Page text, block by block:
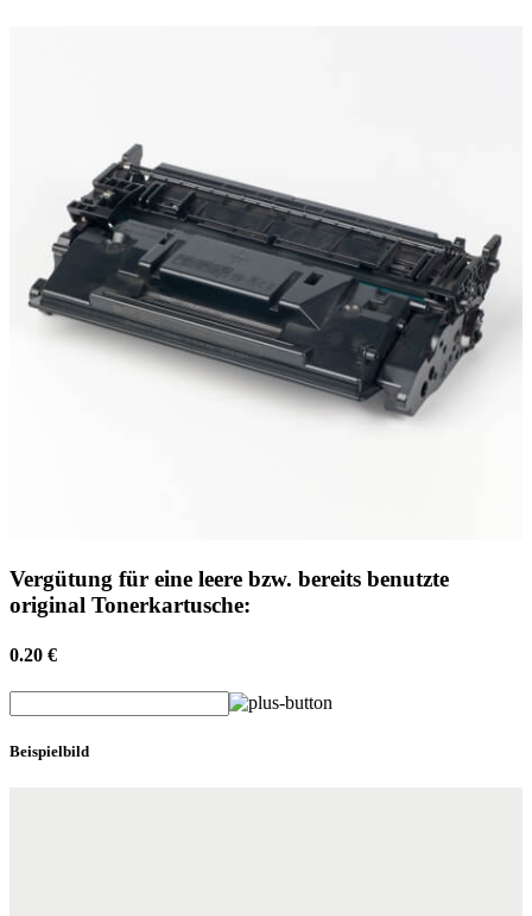
Vergütung für eine leere bzw. bereits benutzte
original Tonerkartusche:
0.20 €
Beispielbild